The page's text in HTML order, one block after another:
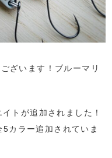
ざいます！ブルーマリ
トが追加されました！
カラー追加されていま